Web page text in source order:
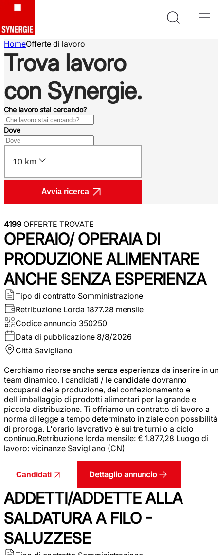
HomeOfferte di lavoro
Trova lavoro
con Synergie.
Che lavoro stai cercando?
Dove
10 km
Avvia ricerca
4199 OFFERTE TROVATE
OPERAIO/ OPERAIA DI
PRODUZIONE ALIMENTARE
ANCHE SENZA ESPERIENZA
Tipo di contratto Somministrazione
Retribuzione Lorda 1877.28 mensile
Codice annuncio 350250
Data di pubblicazione 8/8/2026
Città Savigliano
Cerchiamo risorse anche senza esperienza da inserire in un
team dinamico. I candidati / le candidate dovranno
occuparsi della produzione, del confezionamento e
dell'imballaggio di prodotti alimentari per la grande e
piccola distribuzione. Ti offriamo un contratto di lavoro a
norma di legge a tempo determinato iniziale con possibilità
di proroga. L'orario lavorativo è sui tre turni o a ciclo
continuo.Retribuzione lorda mensile: € 1.877,28 Luogo di
lavoro: vicinanze Savigliano (CN)
Candidati Dettaglio annuncio
ADDETTI/ADDETTE ALLA
SALDATURA A FILO -
SALUZZESE